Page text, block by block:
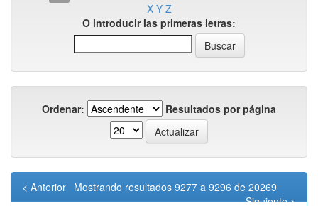
X Y Z
O introducir las primeras letras:
Ordenar: Resultados por página
Mostrando resultados 9277 a 9296 de 20269
< Anterior
Siguiente >